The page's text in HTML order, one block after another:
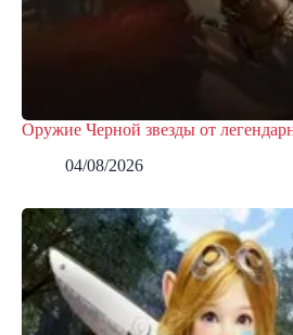
Оружие Черной звезды от
04/08/2026